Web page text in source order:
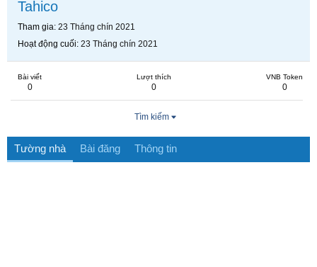
Tahico
Tham gia 23 Tháng chín 2021
Hoạt động cuối 23 Tháng chín 2021
Bài viết
0
Lượt thích
0
VNB Token
0
Tìm kiếm
Tường nhà Bài đăng Thông tin